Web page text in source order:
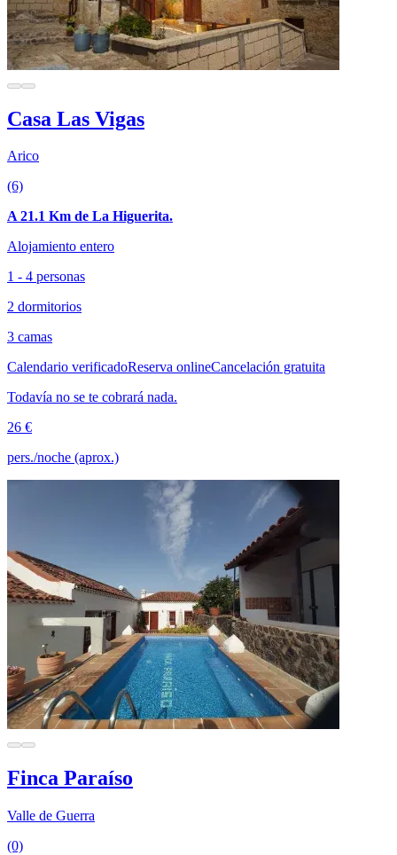
Casa Las Vigas
Arico
(6)
A 21.1 Km de La Higuerita.
Alojamiento entero
1 - 4 personas
2 dormitorios
3 camas
Calendario verificadoReserva onlineCancelación gratuita
Todavía no se te cobrará nada.
26 €
pers./noche (aprox.)
Finca Paraíso
Valle de Guerra
(0)